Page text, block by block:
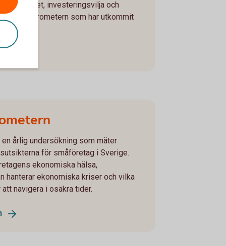
lönsamhet, investeringsvilja och
som har utkommit
årlig undersökning som mäter
för småföretag i Sverige.
ekonomiska hälsa,
hanterar ekonomiska kriser och vilka
navigera i osäkra tider.